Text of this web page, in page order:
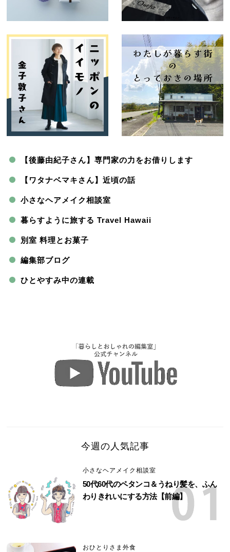
【後藤由紀子さん】専門家の力をお借りします
【ワタナベマキさん】近頃の話
小さなヘアメイク相談室
暮らすように旅する Travel Hawaii
別室 料理とお菓子
編集部ブログ
ひとやすみ中の連載
今週の人気記事
小さなヘアメイク相談室
50代60代のペタンコ＆うねり髪を、ふん
わりきれいにする方法【前編】
おひとりさま外食